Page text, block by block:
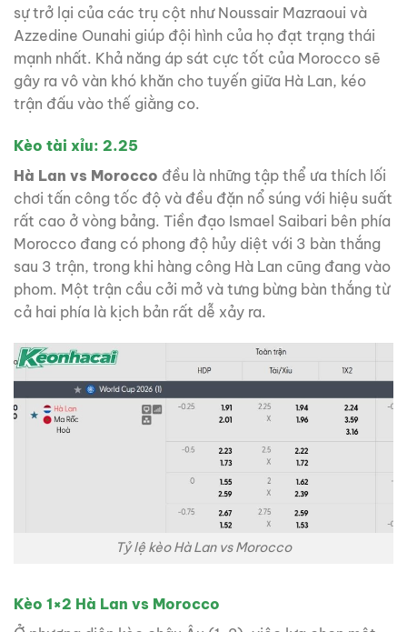
sự trở lại của các trụ cột như Noussair Mazraoui và
Azzedine Ounahi giúp đội hình của họ đạt trạng thái
mạnh nhất. Khả năng áp sát cực tốt của Morocco sẽ
gây ra vô vàn khó khăn cho tuyến giữa Hà Lan, kéo
trận đấu vào thế giằng co.
Kèo tài xỉu: 2.25
Hà Lan vs Morocco đều là những tập thể ưa thích lối
chơi tấn công tốc độ và đều đặn nổ súng với hiệu suất
rất cao ở vòng bảng. Tiền đạo Ismael Saibari bên phía
Morocco đang có phong độ hủy diệt với 3 bàn thắng
sau 3 trận, trong khi hàng công Hà Lan cũng đang vào
phom. Một trận cầu cởi mở và tưng bừng bàn thắng từ
cả hai phía là kịch bản rất dễ xảy ra.
Tỷ lệ kèo Hà Lan vs Morocco
Kèo 1×2 Hà Lan vs Morocco